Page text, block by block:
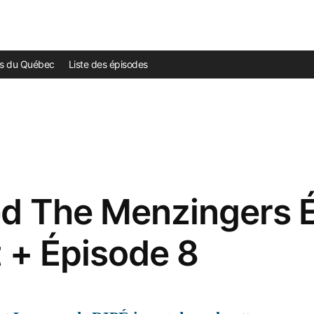
du Québec Liste des épisodes
The Menzingers
Épisode 8